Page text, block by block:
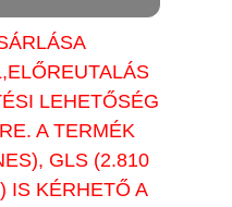
LEHETŐSÉG
A TERMÉK
GLS (2.810
IS KÉRHETŐ A